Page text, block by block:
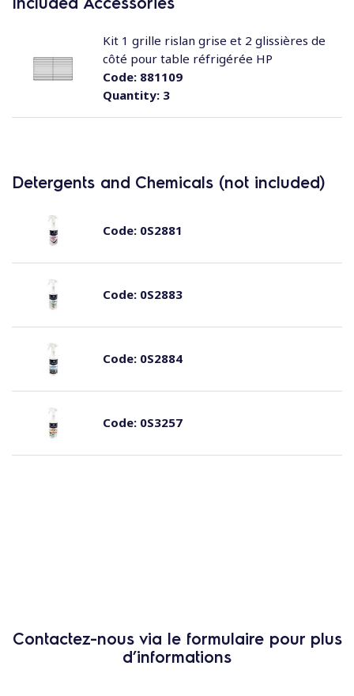
Quantity:3
Code:881109
Kit 1 grille rislan grise et 2 glissières de
côté pour table réfrigérée HP
Detergents and Chemicals (not included)
Code:0S2881
Code:0S2883
Code:0S2884
Code:0S3257
Contactez-nous via le formulaire pour plus
d’informations